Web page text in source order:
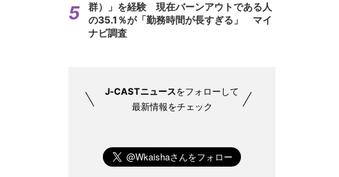
群）」を経験 現在バーンアウトである人
の35.1％が「勤務時間が長すぎる」 マイ
ナビ調査
J-CASTニュースをフォローして
最新情報をチェック